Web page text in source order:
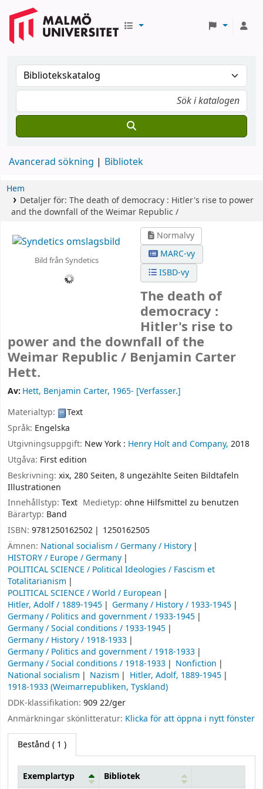
Avancerad sökning Bibliotek
Hem
Detaljer för: The death of democracy : Hitler's rise to power
and the downfall of the Weimar Republic /
Bild från Syndetics
Normalvy
MARC-vy
ISBD-vy
The death of
democracy :
Hitler's rise to
power and the downfall of the
Weimar Republic / Benjamin Carter
Hett.
Av: Hett, Benjamin Carter, 1965- [Verfasser.]
Materialtyp:
Text
Språk: Engelska
Utgivningsuppgift: New York : Henry Holt and Company, 2018
Utgåva: First edition
Beskrivning: xix, 280 Seiten, 8 ungezählte Seiten Bildtafeln
Illustrationen
Innehållstyp: Text Medietyp:ohne Hilfsmittel zu benutzen
Bärartyp: Band
ISBN: 9781250162502
1250162505
Ämnen: National socialism / Germany / History
HISTORY / Europe / Germany
POLITICAL SCIENCE / Political Ideologies / Fascism et
Totalitarianism
POLITICAL SCIENCE / World / European
Hitler, Adolf / 1889-1945
Germany / History / 1933-1945
Germany / Politics and government / 1933-1945
Germany / Social conditions / 1933-1945
Germany / History / 1918-1933
Germany / Politics and government / 1918-1933
Germany / Social conditions / 1918-1933
Nonfiction
National socialism
Nazism
Hitler, Adolf, 1889-1945
1918-1933 (Weimarrepubliken, Tyskland)
DDK-klassifikation: 909 22/ger
Anmärkningar skönlitteratur: Klicka för att öppna i nytt fönster
Bestånd ( 1 )
Exemplartyp Bibliotek